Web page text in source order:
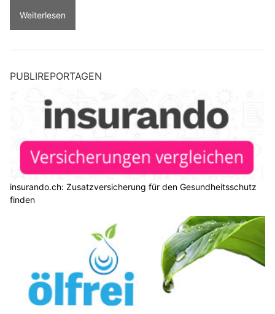
Weiterlesen
PUBLIREPORTAGEN
insurando.ch: Zusatzversicherung für den Gesundheitsschutz
finden